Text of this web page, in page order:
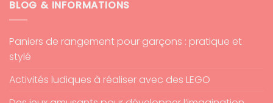
BLOG & INFORMATIONS
Paniers de rangement pour garçons : pratique et
stylé
Activités ludiques à réaliser avec des LEGO